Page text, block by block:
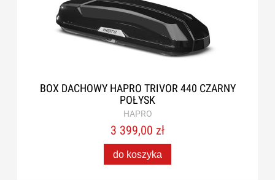
BOX DACHOWY HAPRO TRIVOR 440 CZARNY
POŁYSK
HAPRO
3 399,00 zł
do koszyka